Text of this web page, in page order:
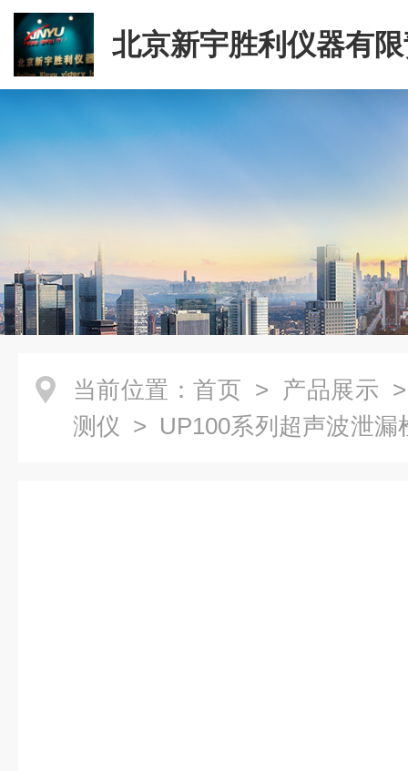
北京新宇胜利仪器有
司
当前位置： 首页 > 产品展示
测仪 > UP100系列超声波泄漏